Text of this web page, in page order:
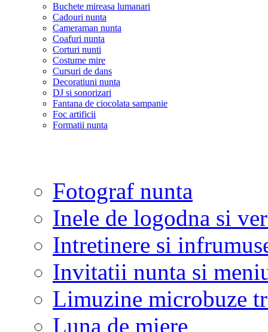
Buchete mireasa lumanari
Cadouri nunta
Cameraman nunta
Coafuri nunta
Corturi nunti
Costume mire
Cursuri de dans
Decoratiuni nunta
DJ si sonorizari
Fantana de ciocolata sampanie
Foc artificii
Formatii nunta
Fotograf nunta
Inele de logodna si
Intretinere si
Invitatii nunta si
Limuzine microbuze
Luna de miere